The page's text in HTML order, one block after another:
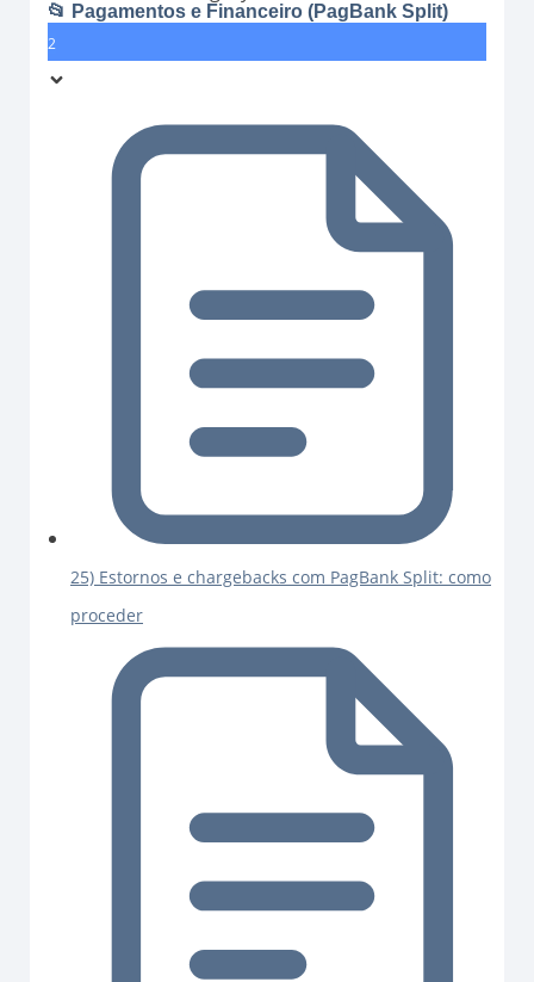
📂 Pagamentos e Financeiro (PagBank Split)
2
25) Estornos e chargebacks com PagBank Split: como
proceder